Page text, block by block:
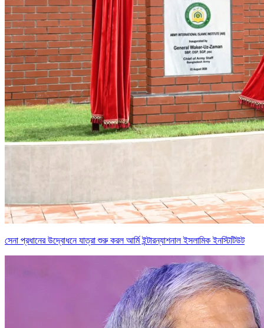
সেনা প্রধানের উদ্বোধনে যাত্রা শুরু করল আর্মি ইন্টারন্যাশনাল ইসলামিক ইনস্টিটিউট